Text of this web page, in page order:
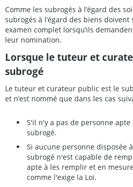
Comme les subrogés à l’égard des
subrogés à l’égard des biens
examen complet lorsqu’ils
leur nomination.
Lorsque le tuteur et
subrogé
Le tuteur et curateur public est le
et n’est nommé que dans les cas
S'il n'y a pas de personne
subrogé.
Si aucune personne disposée
subrogé n'est capable de
apte à les remplir et en
comme l'exige la Loi.